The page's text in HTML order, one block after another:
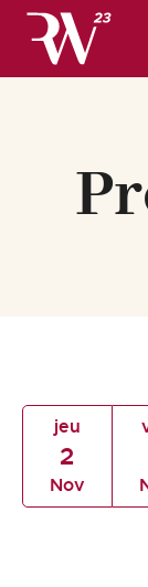
jeu
2
Nov